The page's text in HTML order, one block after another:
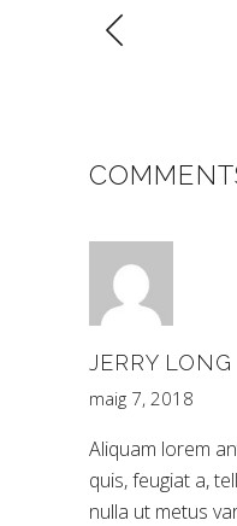
JERRY LONG
maig 7, 2018
Aliquam lorem
quis, feugiat a,
nulla ut metus